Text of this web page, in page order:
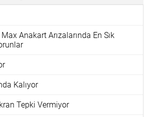
Anakart Arızalarında En Sık
Kalıyor
Tepki Vermiyor